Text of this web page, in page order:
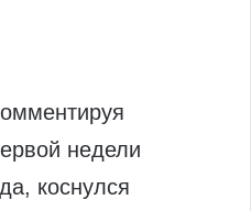
недели
коснулся